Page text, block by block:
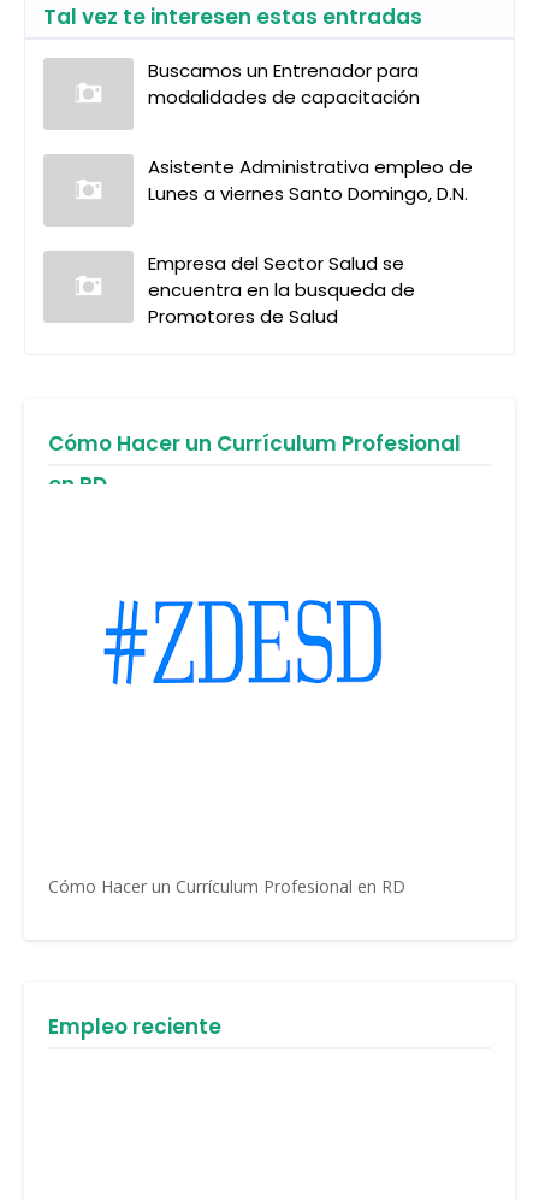
Tal vez te interesen estas entradas
Buscamos un Entrenador para
modalidades de capacitación
Asistente Administrativa empleo de
Lunes a viernes Santo Domingo, D.N.
Empresa del Sector Salud se
encuentra en la busqueda de
Promotores de Salud
Cómo Hacer un Currículum Profesional
en RD
Cómo Hacer un Currículum Profesional en RD
Empleo reciente